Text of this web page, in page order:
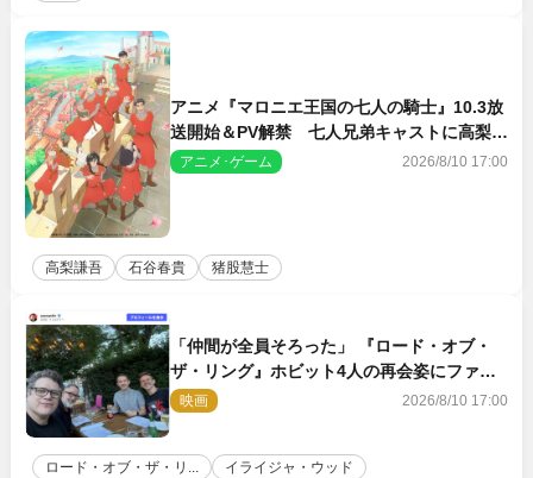
アニメ『マロニエ王国の七人の騎士』10.3放
送開始＆PV解禁 七人兄弟キャストに高梨謙
吾、川島零士ら
アニメ･ゲーム 2026/8/10 17:00
高梨謙吾 石谷春貴 猪股慧士
「仲間が全員そろった」 『ロード・オブ・
ザ・リング』ホビット4人の再会姿にファン
感激
映画 2026/8/10 17:00
ロード・オブ・ザ・リ...
イライジャ・ウッド